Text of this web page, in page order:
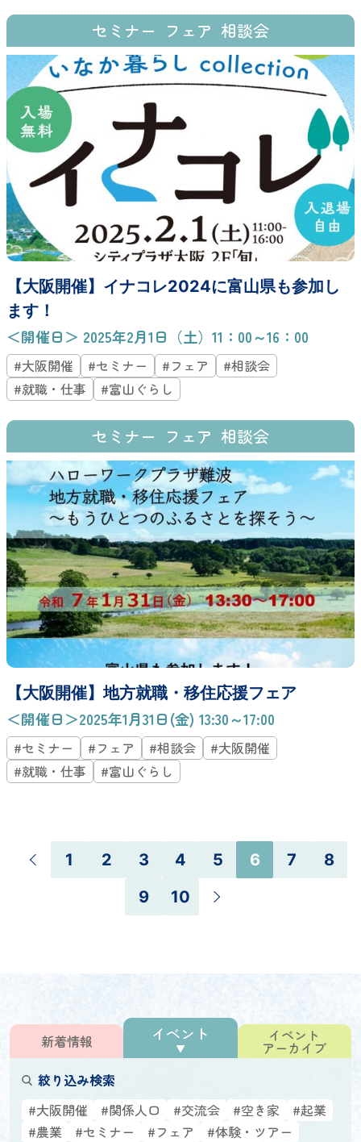
セミナー フェア 相談会
【大阪開催】イナコレ2024に富山県も参加し
ます！
＜開催日＞ 2025年2月1日（土）11：00～16：00
#大阪開催 #セミナー #フェア
#相談会
#就職・仕事
#富山ぐらし
セミナー フェア 相談会
【大阪開催】地方就職・移住応援フェア
＜開催日＞2025年1月31日(金) 13:30～17:00
#セミナー #フェア #相談会
#大阪開催
#就職・仕事
#富山ぐらし
1 2 3 4 5 6 7
8
9
10
新着情報 イベント イベント
アーカイブ
絞り込み検索
#大阪開催
#関係人口 #交流会 #空き家
#起業
#農業
#セミナー #フェア
#体験・ツアー